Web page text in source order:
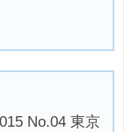
No.04 東京